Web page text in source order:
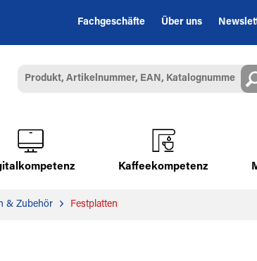
Fachgeschäfte Über uns
Kaffeekompetenz
& Zubehör Festplatten